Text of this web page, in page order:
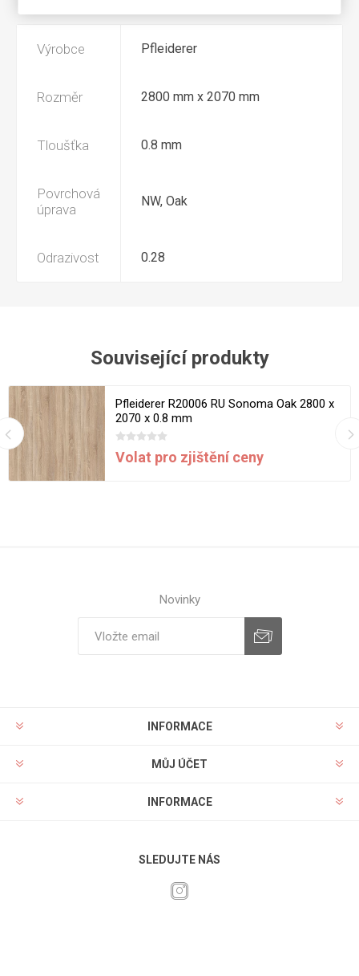
Výrobce Pfleiderer
Rozměr 2800 mm x 2070 mm
Tloušťka 0.8 mm
Povrchová
úprava
NW, Oak
Odrazivost 0.28
Související produkty
Pfleiderer R20006 RU Sonoma Oak 2800 x
2070 x 0.8 mm
Volat pro zjištění ceny
Novinky
INFORMACE
MŮJ ÚČET
INFORMACE
SLEDUJTE NÁS